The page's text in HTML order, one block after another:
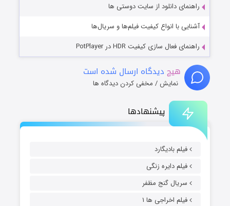
پیشنهادها
فیلم بادیگارد
فیلم دایره زنگی
سریال گنج مظفر
فیلم اخراجی ها ۱
راهنمای دانلود از سایت دوستی ها
آشنایی با انواع کیفیت فیلم‌ها و سریال‌ها
راهنمای فعال سازی کیفیت HDR در PotPlayer
هیچ دیدگاه ارسال شده است
نمایش / مخفی کردن دیدگاه ها